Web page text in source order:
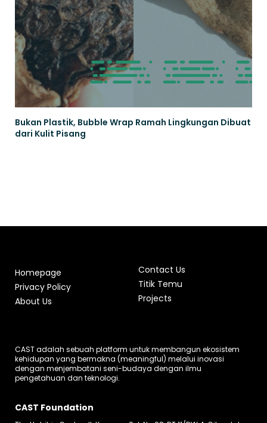
Bukan Plastik, Bubble Wrap Ramah Lingkungan Dibuat
dari Kulit Pisang
Homepage
Privacy Policy
About Us
Contact Us
Titik Temu
Projects
CAST adalah sebuah platform untuk membangun ekosistem
kehidupan yang bermakna (meaningful) melalui inovasi
dengan menjembatani seni-budaya dengan ilmu
pengetahuan dan teknologi.
CAST Foundation